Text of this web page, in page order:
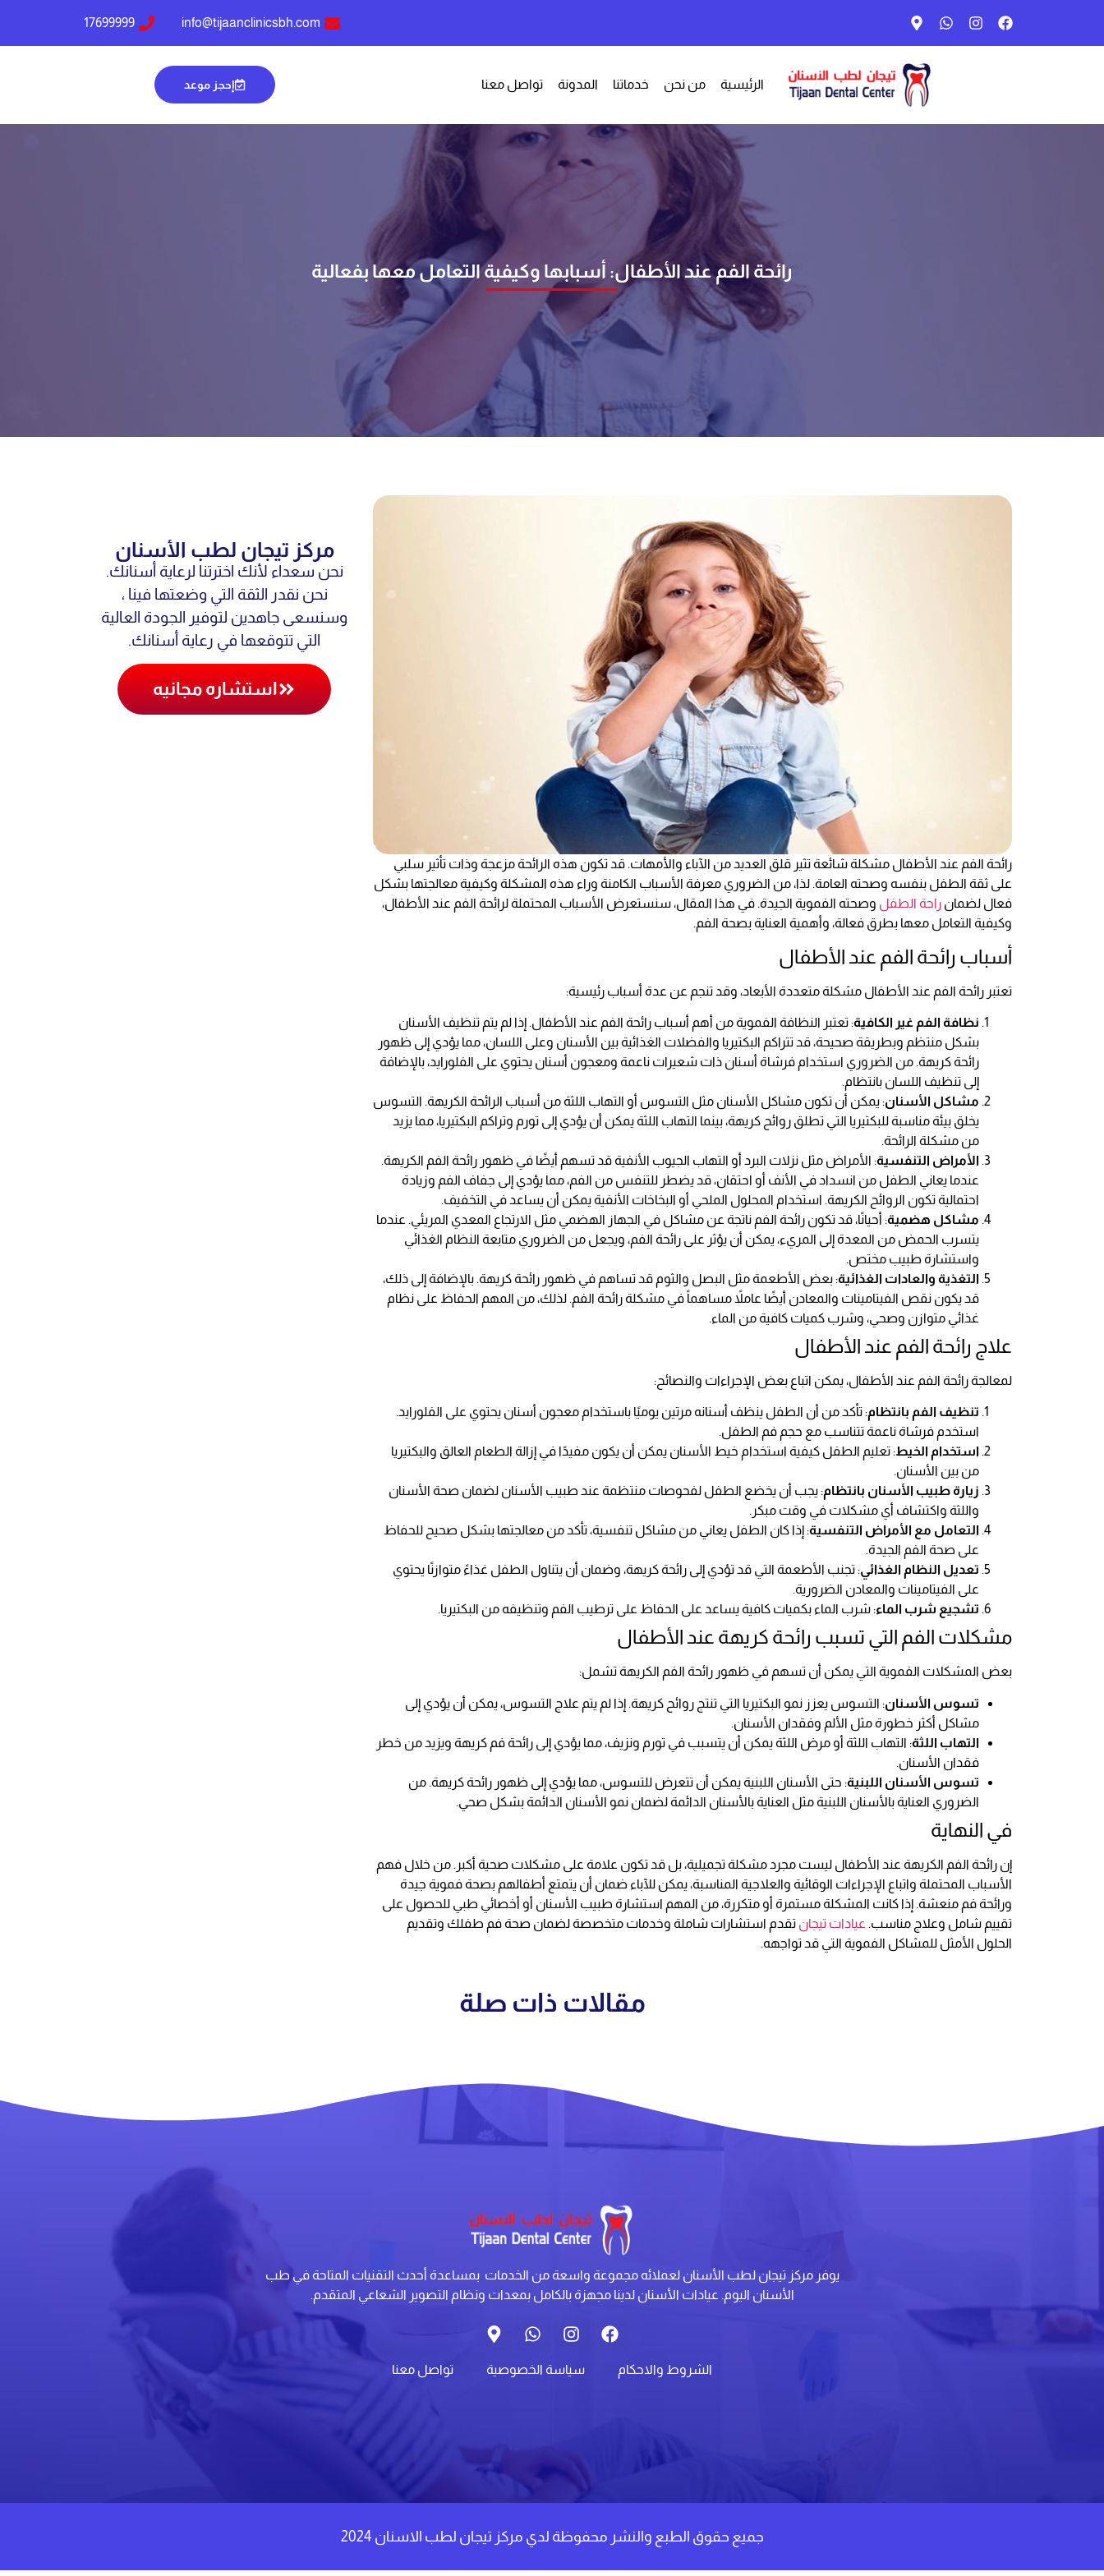
info@tijaanclinicsbh.com
17699999
الرئيسية من نحن خدماتنا المدونة تواصل معنا إحجز موعد
رائحة الفم عند الأطفال: أسبابها وكيفية التعامل معها بفعالية
رائحة الفم عند الأطفال مشكلة شائعة تثير قلق العديد من الآباء والأمهات. قد تكون هذه الرائحة مزعجة وذات تأثير سلبي
على ثقة الطفل بنفسه وصحته العامة. لذا، من الضروري معرفة الأسباب الكامنة وراء هذه المشكلة وكيفية معالجتها بشكل
فعال لضمان راحة الطفل وصحته الفموية الجيدة. في هذا المقال، سنستعرض الأسباب المحتملة لرائحة الفم عند الأطفال،
وكيفية التعامل معها بطرق فعالة، وأهمية العناية بصحة الفم.
أسباب رائحة الفم عند الأطفال
تعتبر رائحة الفم عند الأطفال مشكلة متعددة الأبعاد، وقد تنجم عن عدة أسباب رئيسية:
نظافة الفم غير الكافية: تعتبر النظافة الفموية من أهم أسباب رائحة الفم عند الأطفال. إذا لم يتم تنظيف الأسنان
بشكل منتظم وبطريقة صحيحة، قد تتراكم البكتيريا والفضلات الغذائية بين الأسنان وعلى اللسان، مما يؤدي إلى ظهور
رائحة كريهة. من الضروري استخدام فرشاة أسنان ذات شعيرات ناعمة ومعجون أسنان يحتوي على الفلورايد، بالإضافة
إلى تنظيف اللسان بانتظام.
مشاكل الأسنان: يمكن أن تكون مشاكل الأسنان مثل التسوس أو التهاب اللثة من أسباب الرائحة الكريهة. التسوس
يخلق بيئة مناسبة للبكتيريا التي تطلق روائح كريهة، بينما التهاب اللثة يمكن أن يؤدي إلى تورم وتراكم البكتيريا، مما يزيد
من مشكلة الرائحة.
الأمراض التنفسية: الأمراض مثل نزلات البرد أو التهاب الجيوب الأنفية قد تسهم أيضًا في ظهور رائحة الفم الكريهة.
عندما يعاني الطفل من انسداد في الأنف أو احتقان، قد يضطر للتنفس من الفم، مما يؤدي إلى جفاف الفم وزيادة
احتمالية تكون الروائح الكريهة. استخدام المحلول الملحي أو البخاخات الأنفية يمكن أن يساعد في التخفيف.
مشاكل هضمية: أحيانًا، قد تكون رائحة الفم ناتجة عن مشاكل في الجهاز الهضمي مثل الارتجاع المعدي المريئي. عندما
يتسرب الحمض من المعدة إلى المريء، يمكن أن يؤثر على رائحة الفم، ويجعل من الضروري متابعة النظام الغذائي
واستشارة طبيب مختص.
التغذية والعادات الغذائية: بعض الأطعمة مثل البصل والثوم قد تساهم في ظهور رائحة كريهة. بالإضافة إلى ذلك،
قد يكون نقص الفيتامينات والمعادن أيضًا عاملاً مساهماً في مشكلة رائحة الفم. لذلك، من المهم الحفاظ على نظام
غذائي متوازن وصحي، وشرب كميات كافية من الماء.
علاج رائحة الفم عند الأطفال
لمعالجة رائحة الفم عند الأطفال، يمكن اتباع بعض الإجراءات والنصائح:
تنظيف الفم بانتظام: تأكد من أن الطفل ينظف أسنانه مرتين يوميًا باستخدام معجون أسنان يحتوي على الفلورايد.
استخدم فرشاة ناعمة تتناسب مع حجم فم الطفل.
استخدام الخيط: تعليم الطفل كيفية استخدام خيط الأسنان يمكن أن يكون مفيدًا في إزالة الطعام العالق والبكتيريا
من بين الأسنان.
زيارة طبيب الأسنان بانتظام: يجب أن يخضع الطفل لفحوصات منتظمة عند طبيب الأسنان لضمان صحة الأسنان
واللثة واكتشاف أي مشكلات في وقت مبكر.
التعامل مع الأمراض التنفسية: إذا كان الطفل يعاني من مشاكل تنفسية، تأكد من معالجتها بشكل صحيح للحفاظ
على صحة الفم الجيدة.
تعديل النظام الغذائي: تجنب الأطعمة التي قد تؤدي إلى رائحة كريهة، وضمان أن يتناول الطفل غذاءً متوازنًا يحتوي
على الفيتامينات والمعادن الضرورية.
تشجيع شرب الماء: شرب الماء بكميات كافية يساعد على الحفاظ على ترطيب الفم وتنظيفه من البكتيريا.
مشكلات الفم التي تسبب رائحة كريهة عند الأطفال
بعض المشكلات الفموية التي يمكن أن تسهم في ظهور رائحة الفم الكريهة تشمل:
تسوس الأسنان: التسوس يعزز نمو البكتيريا التي تنتج روائح كريهة. إذا لم يتم علاج التسوس، يمكن أن يؤدي إلى
مشاكل أكثر خطورة مثل الألم وفقدان الأسنان.
التهاب اللثة: التهاب اللثة أو مرض اللثة يمكن أن يتسبب في تورم ونزيف، مما يؤدي إلى رائحة فم كريهة ويزيد من خطر
فقدان الأسنان.
تسوس الأسنان اللبنية: حتى الأسنان اللبنية يمكن أن تتعرض للتسوس، مما يؤدي إلى ظهور رائحة كريهة. من
الضروري العناية بالأسنان اللبنية مثل العناية بالأسنان الدائمة لضمان نمو الأسنان الدائمة بشكل صحي.
في النهاية
إن رائحة الفم الكريهة عند الأطفال ليست مجرد مشكلة تجميلية، بل قد تكون علامة على مشكلات صحية أكبر. من خلال فهم
الأسباب المحتملة واتباع الإجراءات الوقائية والعلاجية المناسبة، يمكن للآباء ضمان أن يتمتع أطفالهم بصحة فموية جيدة
ورائحة فم منعشة. إذا كانت المشكلة مستمرة أو متكررة، من المهم استشارة طبيب الأسنان أو أخصائي طبي للحصول على
تقييم شامل وعلاج مناسب. عيادات تيجان تقدم استشارات شاملة وخدمات متخصصة لضمان صحة فم طفلك وتقديم
الحلول الأمثل للمشاكل الفموية التي قد تواجهه.
مركز تيجان لطب الأسنان
نحن سعداء لأنك اخترتنا لرعاية أسنانك.
نحن نقدر الثقة التي وضعتها فينا ،
وسنسعى جاهدين لتوفير الجودة العالية
التي تتوقعها في رعاية أسنانك.
استشاره مجانيه
مقالات ذات صلة
يوفر مركز تيجان لطب الأسنان لعملائه مجموعة واسعة من الخدمات بمساعدة أحدث التقنيات المتاحة في طب
الأسنان اليوم. عيادات الأسنان لدينا مجهزة بالكامل بمعدات ونظام التصوير الشعاعي المتقدم.
الشروط والاحكام سياسة الخصوصية تواصل معنا
جميع حقوق الطبع والنشر محفوظة لدي مركز تيجان لطب الاسنان 2024